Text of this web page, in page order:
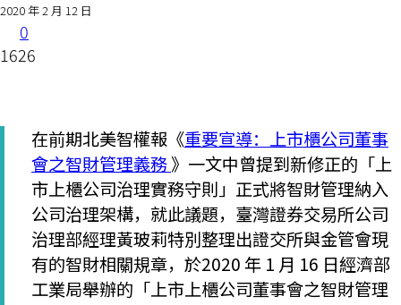
2020 年 2 月 12 日
0
1626
在前期北美智權報《重要宣導：上市櫃公司董事
會之智財管理義務》一文中曾提到新修正的「上
市上櫃公司治理實務守則」正式將智財管理納入
公司治理架構，就此議題，臺灣證券交易所公司
治理部經理黃玻莉特別整理出證交所與金管會現
有的智財相關規章，於2020 年 1 月 16 日經濟部
工業局舉辦的「上市上櫃公司董事會之智財管理